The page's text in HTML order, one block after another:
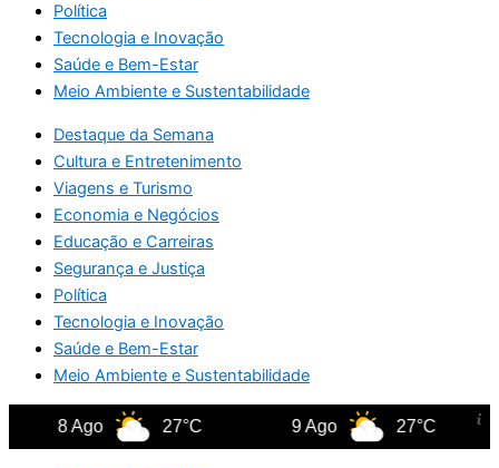
Política
Tecnologia e Inovação
Saúde e Bem-Estar
Meio Ambiente e Sustentabilidade
Destaque da Semana
Cultura e Entretenimento
Viagens e Turismo
Economia e Negócios
Educação e Carreiras
Segurança e Justiça
Política
Tecnologia e Inovação
Saúde e Bem-Estar
Meio Ambiente e Sustentabilidade
8 Ago 27°C 9 Ago 27°C